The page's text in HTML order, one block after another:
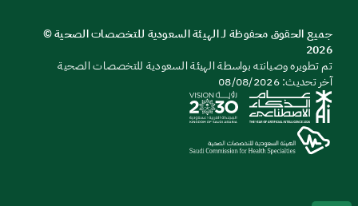
جميع الحقوق محفوظة لـ الهيئة السعودية للتخصصات الصحية ©
2026
تم تطويره وصيانته بواسطة الهيئة السعودية للتخصصات الصحية
آخر تحديث: 08/08/2026